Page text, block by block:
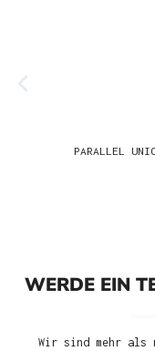
PARALLEL
WERDE EIN
Wir sind mehr als